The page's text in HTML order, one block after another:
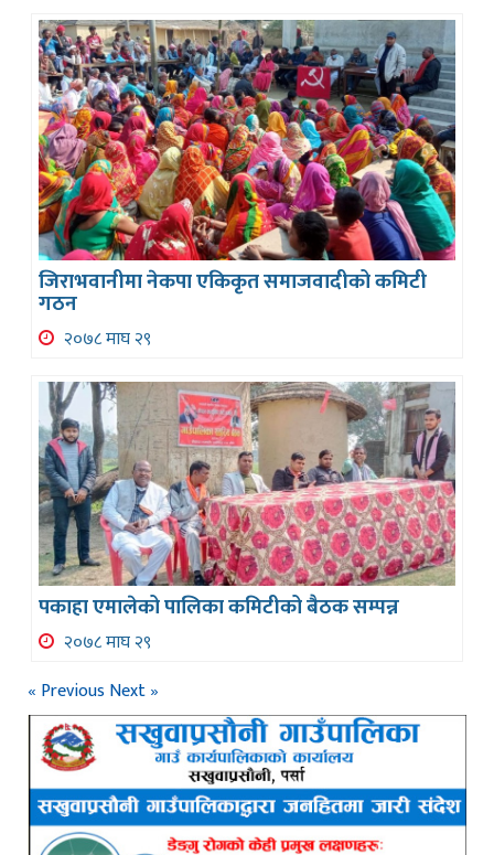
जिराभवानीमा नेकपा एकिकृत समाजवादीको कमिटी
गठन
२०७८ माघ २९
पकाहा एमालेको पालिका कमिटीको बैठक सम्पन्न
२०७८ माघ २९
« Previous Next »